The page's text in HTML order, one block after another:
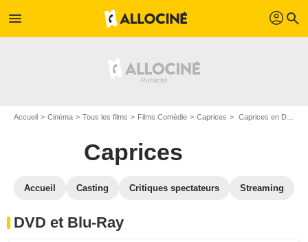
menu profil search
Accueil Cinéma Tous les films Films Comédie Caprices Caprices en DVD Blu Ray
Caprices
Accueil Casting Critiques spectateurs Streaming
DVD et Blu-Ray